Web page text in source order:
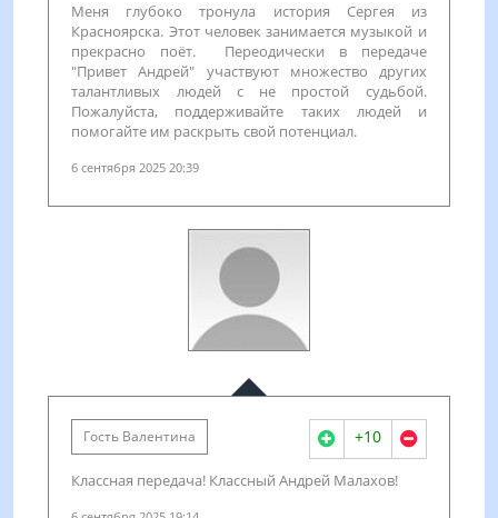
Меня глубоко тронула история Сергея из
Красноярска. Этот человек занимается музыкой и
прекрасно поёт. Переодически в передаче
"Привет Андрей" участвуют множество других
талантливых людей с не простой судьбой.
Пожалуйста, поддерживайте таких людей и
помогайте им раскрыть свой потенциал.
6 сентября 2025 20:39
Гость Валентина +10
Классная передача! Классный Андрей Малахов!